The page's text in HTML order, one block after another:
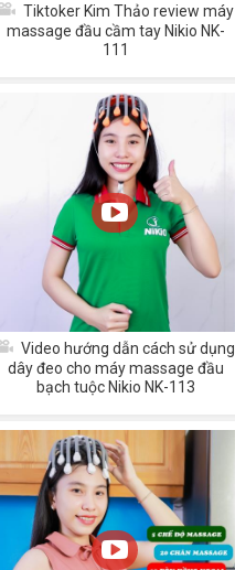
Tiktoker Kim Thảo review máy
massage đầu cầm tay Nikio NK-
111
Video hướng dẫn cách sử dụng
dây đeo cho máy massage đầu
bạch tuộc Nikio NK-113